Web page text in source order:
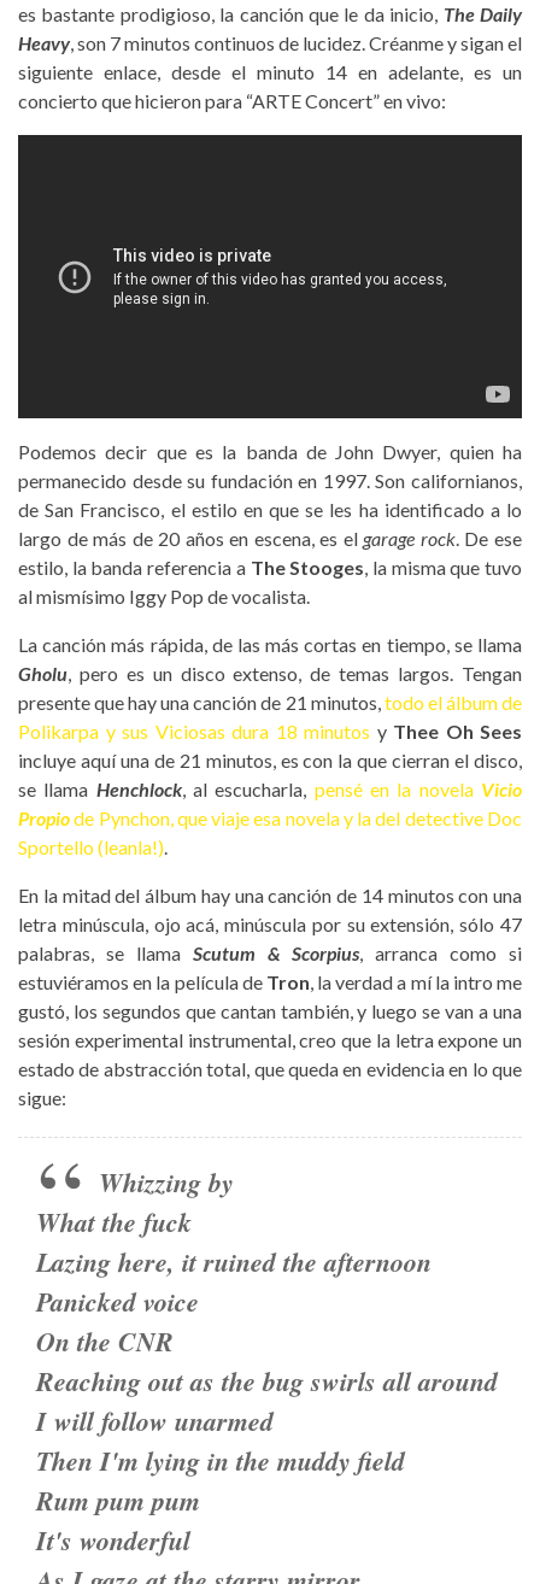
es bastante prodigioso, la canción que le da inicio, The Daily
Heavy, son 7 minutos continuos de lucidez. Créanme y sigan el
siguiente enlace, desde el minuto 14 en adelante, es un
concierto que hicieron para “ARTE Concert” en vivo:
Podemos decir que es la banda de John Dwyer, quien ha
permanecido desde su fundación en 1997. Son californianos,
de San Francisco, el estilo en que se les ha identificado a lo
largo de más de 20 años en escena, es el garage rock. De ese
estilo, la banda referencia a The Stooges, la misma que tuvo
al mismísimo Iggy Pop de vocalista.
La canción más rápida, de las más cortas en tiempo, se llama
Gholu, pero es un disco extenso, de temas largos. Tengan
presente que hay una canción de 21 minutos,todo el álbum de
Polikarpa y sus Viciosas dura 18 minutos y Thee Oh Sees
incluye aquí una de 21 minutos, es con la que cierran el disco,
se llama Henchlock, al escucharla, pensé en la novela Vicio
Propiode Pynchon, que viaje esa novela y la del detective Doc
Sportello (leanla!).
En la mitad del álbum hay una canción de 14 minutos con una
letra minúscula, ojo acá, minúscula por su extensión, sólo 47
palabras, se llama Scutum & Scorpius, arranca como si
estuviéramos en la película de Tron, la verdad a mí la intro me
gustó, los segundos que cantan también, y luego se van a una
sesión experimental instrumental, creo que la letra expone un
estado de abstracción total, que queda en evidencia en lo que
sigue:
Whizzing by
What the fuck
Lazing here, it ruined the afternoon
Panicked voice
On the CNR
Reaching out as the bug swirls all around
I will follow unarmed
Then I'm lying in the muddy field
Rum pum pum
It's wonderful